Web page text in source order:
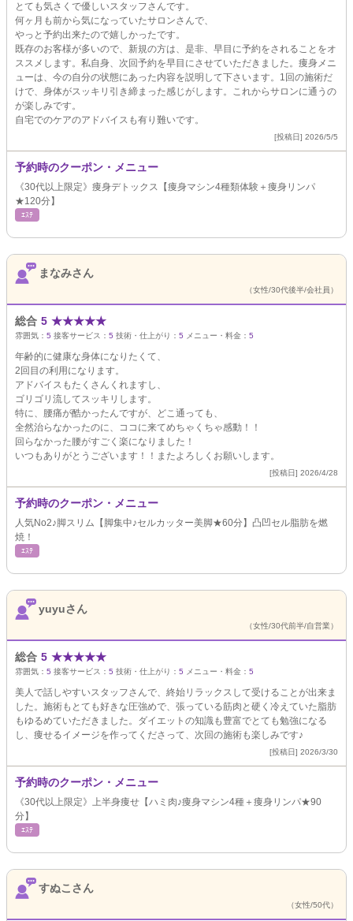
とても気さくで優しいスタッフさんです。
何ヶ月も前から気になっていたサロンさんで、
やっと予約出来たので嬉しかったです。
既存のお客様が多いので、新規の方は、是非、早目に予約をされることをオ
ススメします。私自身、次回予約を早目にさせていただきました。痩身メニ
ューは、今の自分の状態にあった内容を説明して下さいます。1回の施術だ
けで、身体がスッキリ引き締まった感じがします。これからサロンに通うの
が楽しみです。
自宅でのケアのアドバイスも有り難いです。
[投稿日] 2026/5/5
予約時のクーポン・メニュー
《30代以上限定》痩身デトックス【痩身マシン4種類体験＋痩身リンパ
★120分】
ｴｽﾃ
まなみさん
（女性/30代後半/会社員）
総合 5 ★★★★★
雰囲気： 5 接客サービス： 5 技術・仕上がり： 5 メニュー・料金： 5
年齢的に健康な身体になりたくて、
2回目の利用になります。
アドバイスもたくさんくれますし、
ゴリゴリ流してスッキリします。
特に、腰痛が酷かったんですが、どこ通っても、
全然治らなかったのに、ココに来てめちゃくちゃ感動！！
回らなかった腰がすごく楽になりました！
いつもありがとうございます！！またよろしくお願いします。
[投稿日] 2026/4/28
予約時のクーポン・メニュー
人気No2♪脚スリム【脚集中♪セルカッター美脚★60分】凸凹セル脂肪を燃
焼！
ｴｽﾃ
yuyuさん
（女性/30代前半/自営業）
総合 5 ★★★★★
雰囲気： 5 接客サービス： 5 技術・仕上がり： 5 メニュー・料金： 5
美人で話しやすいスタッフさんで、終始リラックスして受けることが出来ま
した。施術もとても好きな圧強めで、張っている筋肉と硬く冷えていた脂肪
もゆるめていただきました。ダイエットの知識も豊富でとても勉強になる
し、痩せるイメージを作ってくださって、次回の施術も楽しみです♪
[投稿日] 2026/3/30
予約時のクーポン・メニュー
《30代以上限定》上半身痩せ【ハミ肉♪痩身マシン4種＋痩身リンパ★90
分】
ｴｽﾃ
すぬこさん
（女性/50代）